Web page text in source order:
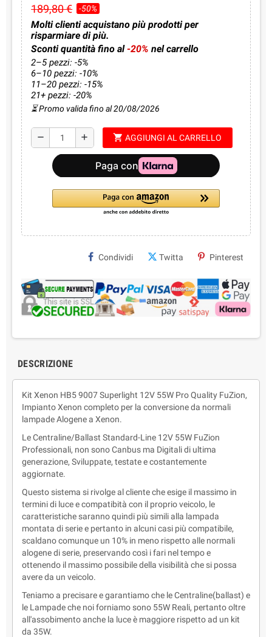
189,80 € -50%
Molti clienti acquistano più prodotti per
risparmiare di più.
Sconti quantità fino al-20% nel carrello
2–5 pezzi: -5%
6–10 pezzi: -10%
11–20 pezzi: -15%
21+ pezzi: -20%
⏳ Promo valida fino al 20/08/2026
remove add shopping_cart AGGIUNGI AL CARRELLO
Condividi Twitta Pinterest
DESCRIZIONE
Kit Xenon HB5 9007 Superlight 12V 55W Pro Quality FuZion,
Impianto Xenon completo per la conversione da normali
lampade Alogene a Xenon.
Le Centraline/Ballast Standard-Line 12V 55W FuZion
Professionali, non sono Canbus ma Digitali di ultima
generazione, Sviluppate, testate e costantemente
aggiornate.
Questo sistema si rivolge al cliente che esige il massimo in
termini di luce e compatibità con il proprio veicolo, le
caratteristiche saranno quindi più simili alla lampada
montata di serie e pertanto in alcuni casi più compatibile,
scaldano comunque un 10% in meno rispetto alle normali
alogene di serie, preservando così i fari nel tempo e
ottenendo il massimo possibile della visibilità che si possa
avere da un veicolo.
Teniamo a precisare e garantiamo che le Centraline(ballast) e
le Lampade che noi forniamo sono 55W Reali, pertanto oltre
all'assobimento anche la luce è maggiore rispetto ad un kit
da 35W.